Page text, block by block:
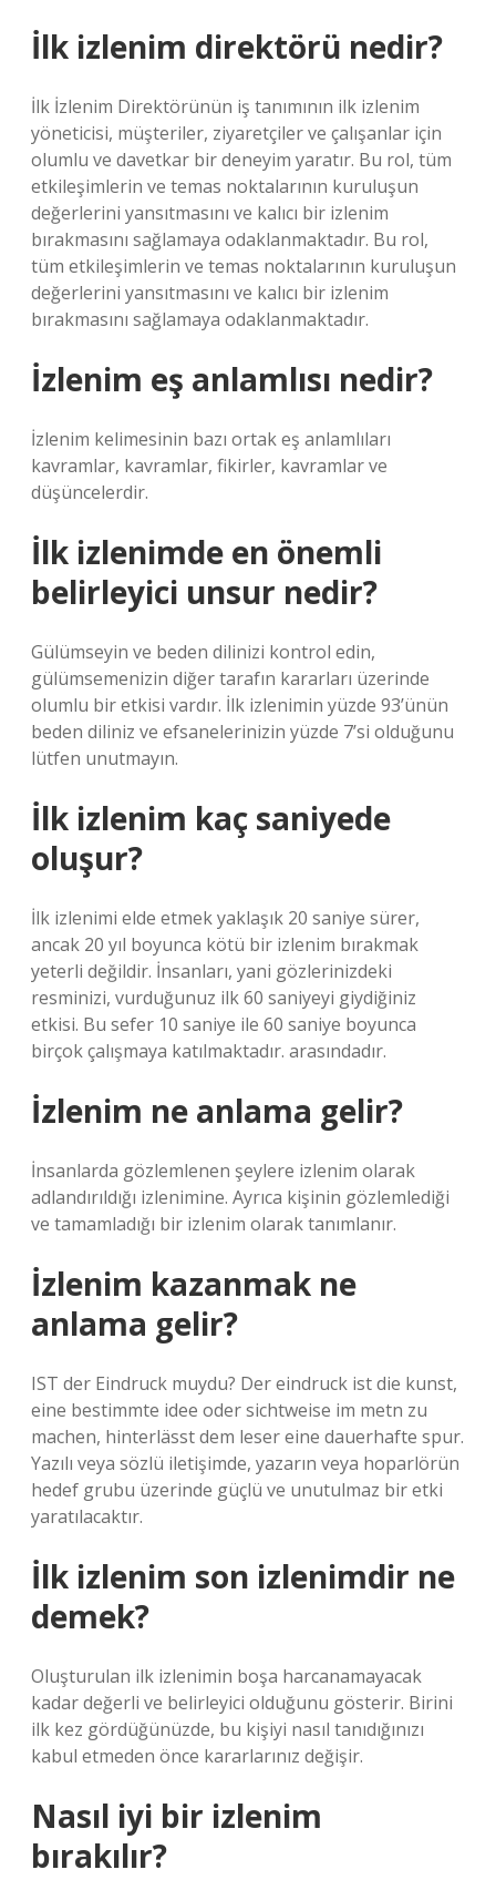
İlk izlenim direktörü nedir?
İlk İzlenim Direktörünün iş tanımının ilk izlenim
yöneticisi, müşteriler, ziyaretçiler ve çalışanlar için
olumlu ve davetkar bir deneyim yaratır. Bu rol, tüm
etkileşimlerin ve temas noktalarının kuruluşun
değerlerini yansıtmasını ve kalıcı bir izlenim
bırakmasını sağlamaya odaklanmaktadır. Bu rol,
tüm etkileşimlerin ve temas noktalarının kuruluşun
değerlerini yansıtmasını ve kalıcı bir izlenim
bırakmasını sağlamaya odaklanmaktadır.
İzlenim eş anlamlısı nedir?
İzlenim kelimesinin bazı ortak eş anlamlıları
kavramlar, kavramlar, fikirler, kavramlar ve
düşüncelerdir.
İlk izlenimde en önemli
belirleyici unsur nedir?
Gülümseyin ve beden dilinizi kontrol edin,
gülümsemenizin diğer tarafın kararları üzerinde
olumlu bir etkisi vardır. İlk izlenimin yüzde 93’ünün
beden diliniz ve efsanelerinizin yüzde 7’si olduğunu
lütfen unutmayın.
İlk izlenim kaç saniyede
oluşur?
İlk izlenimi elde etmek yaklaşık 20 saniye sürer,
ancak 20 yıl boyunca kötü bir izlenim bırakmak
yeterli değildir. İnsanları, yani gözlerinizdeki
resminizi, vurduğunuz ilk 60 saniyeyi giydiğiniz
etkisi. Bu sefer 10 saniye ile 60 saniye boyunca
birçok çalışmaya katılmaktadır. arasındadır.
İzlenim ne anlama gelir?
İnsanlarda gözlemlenen şeylere izlenim olarak
adlandırıldığı izlenimine. Ayrıca kişinin gözlemlediği
ve tamamladığı bir izlenim olarak tanımlanır.
İzlenim kazanmak ne
anlama gelir?
IST der Eindruck muydu? Der eindruck ist die kunst,
eine bestimmte idee oder sichtweise im metn zu
machen, hinterlässt dem leser eine dauerhafte spur.
Yazılı veya sözlü iletişimde, yazarın veya hoparlörün
hedef grubu üzerinde güçlü ve unutulmaz bir etki
yaratılacaktır.
İlk izlenim son izlenimdir ne
demek?
Oluşturulan ilk izlenimin boşa harcanamayacak
kadar değerli ve belirleyici olduğunu gösterir. Birini
ilk kez gördüğünüzde, bu kişiyi nasıl tanıdığınızı
kabul etmeden önce kararlarınız değişir.
Nasıl iyi bir izlenim
bırakılır?